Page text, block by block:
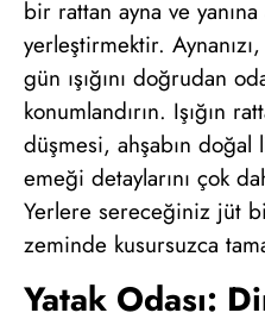
bir rattan ayna ve
yerleştirmektir.
gün ışığını doğrudan
konumlandırın. Işığın
düşmesi, ahşabın doğal
emeği detaylarını çok
Yerlere sereceğiniz jüt
zeminde kusursuzca
Yatak Odası: